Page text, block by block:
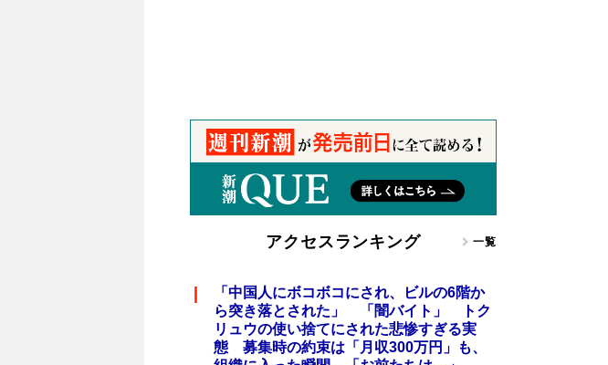
アクセスランキング 一覧
「中国人にボコボコにされ、ビルの6階か
ら突き落とされた」 「闇バイト」 トク
リュウの使い捨てにされた悲惨すぎる実
態 募集時の約束は「月収300万円」も、